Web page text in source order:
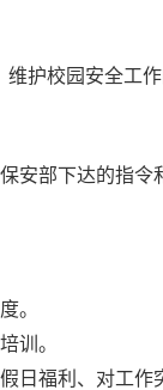
护校园安全工
安部下达的指令
。
训。
日福利、对工作